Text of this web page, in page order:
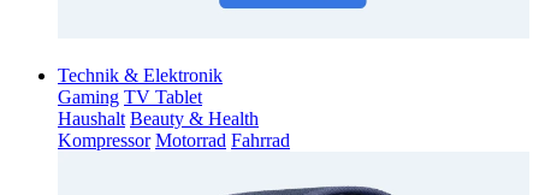
Technik & Elektronik
Gaming TV Tablet
Haushalt Beauty & Health
Kompressor Motorrad Fahrrad